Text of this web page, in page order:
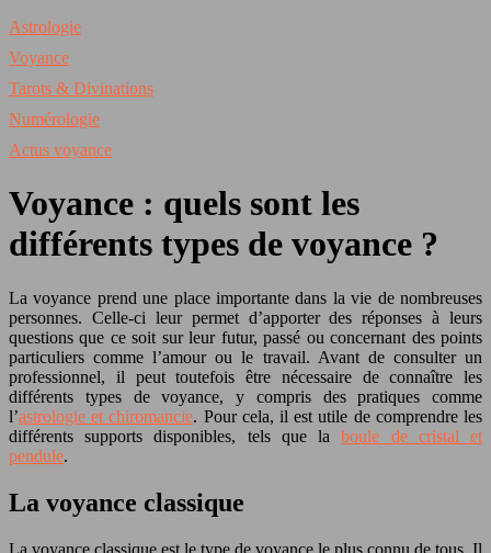
Astrologie
Voyance
Tarots & Divinations
Numérologie
Actus voyance
Voyance : quels sont les
différents types de voyance ?
La voyance prend une place importante dans la vie de nombreuses
personnes. Celle-ci leur permet d’apporter des réponses à leurs
questions que ce soit sur leur futur, passé ou concernant des points
particuliers comme l’amour ou le travail. Avant de consulter un
professionnel, il peut toutefois être nécessaire de connaître les
différents types de voyance, y compris des pratiques comme
l’astrologie et chiromancie. Pour cela, il est utile de comprendre les
différents supports disponibles, tels que laboule de cristal et
pendule.
La voyance classique
La voyance classique est le type de voyance le plus connu de tous. Il